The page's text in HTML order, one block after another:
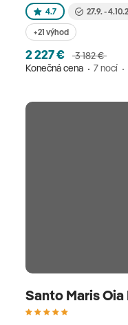
4.7 27.9. -
+21 výhod
2 227 €
3 182 €
Konečná cena
7 nocí
Santo Maris